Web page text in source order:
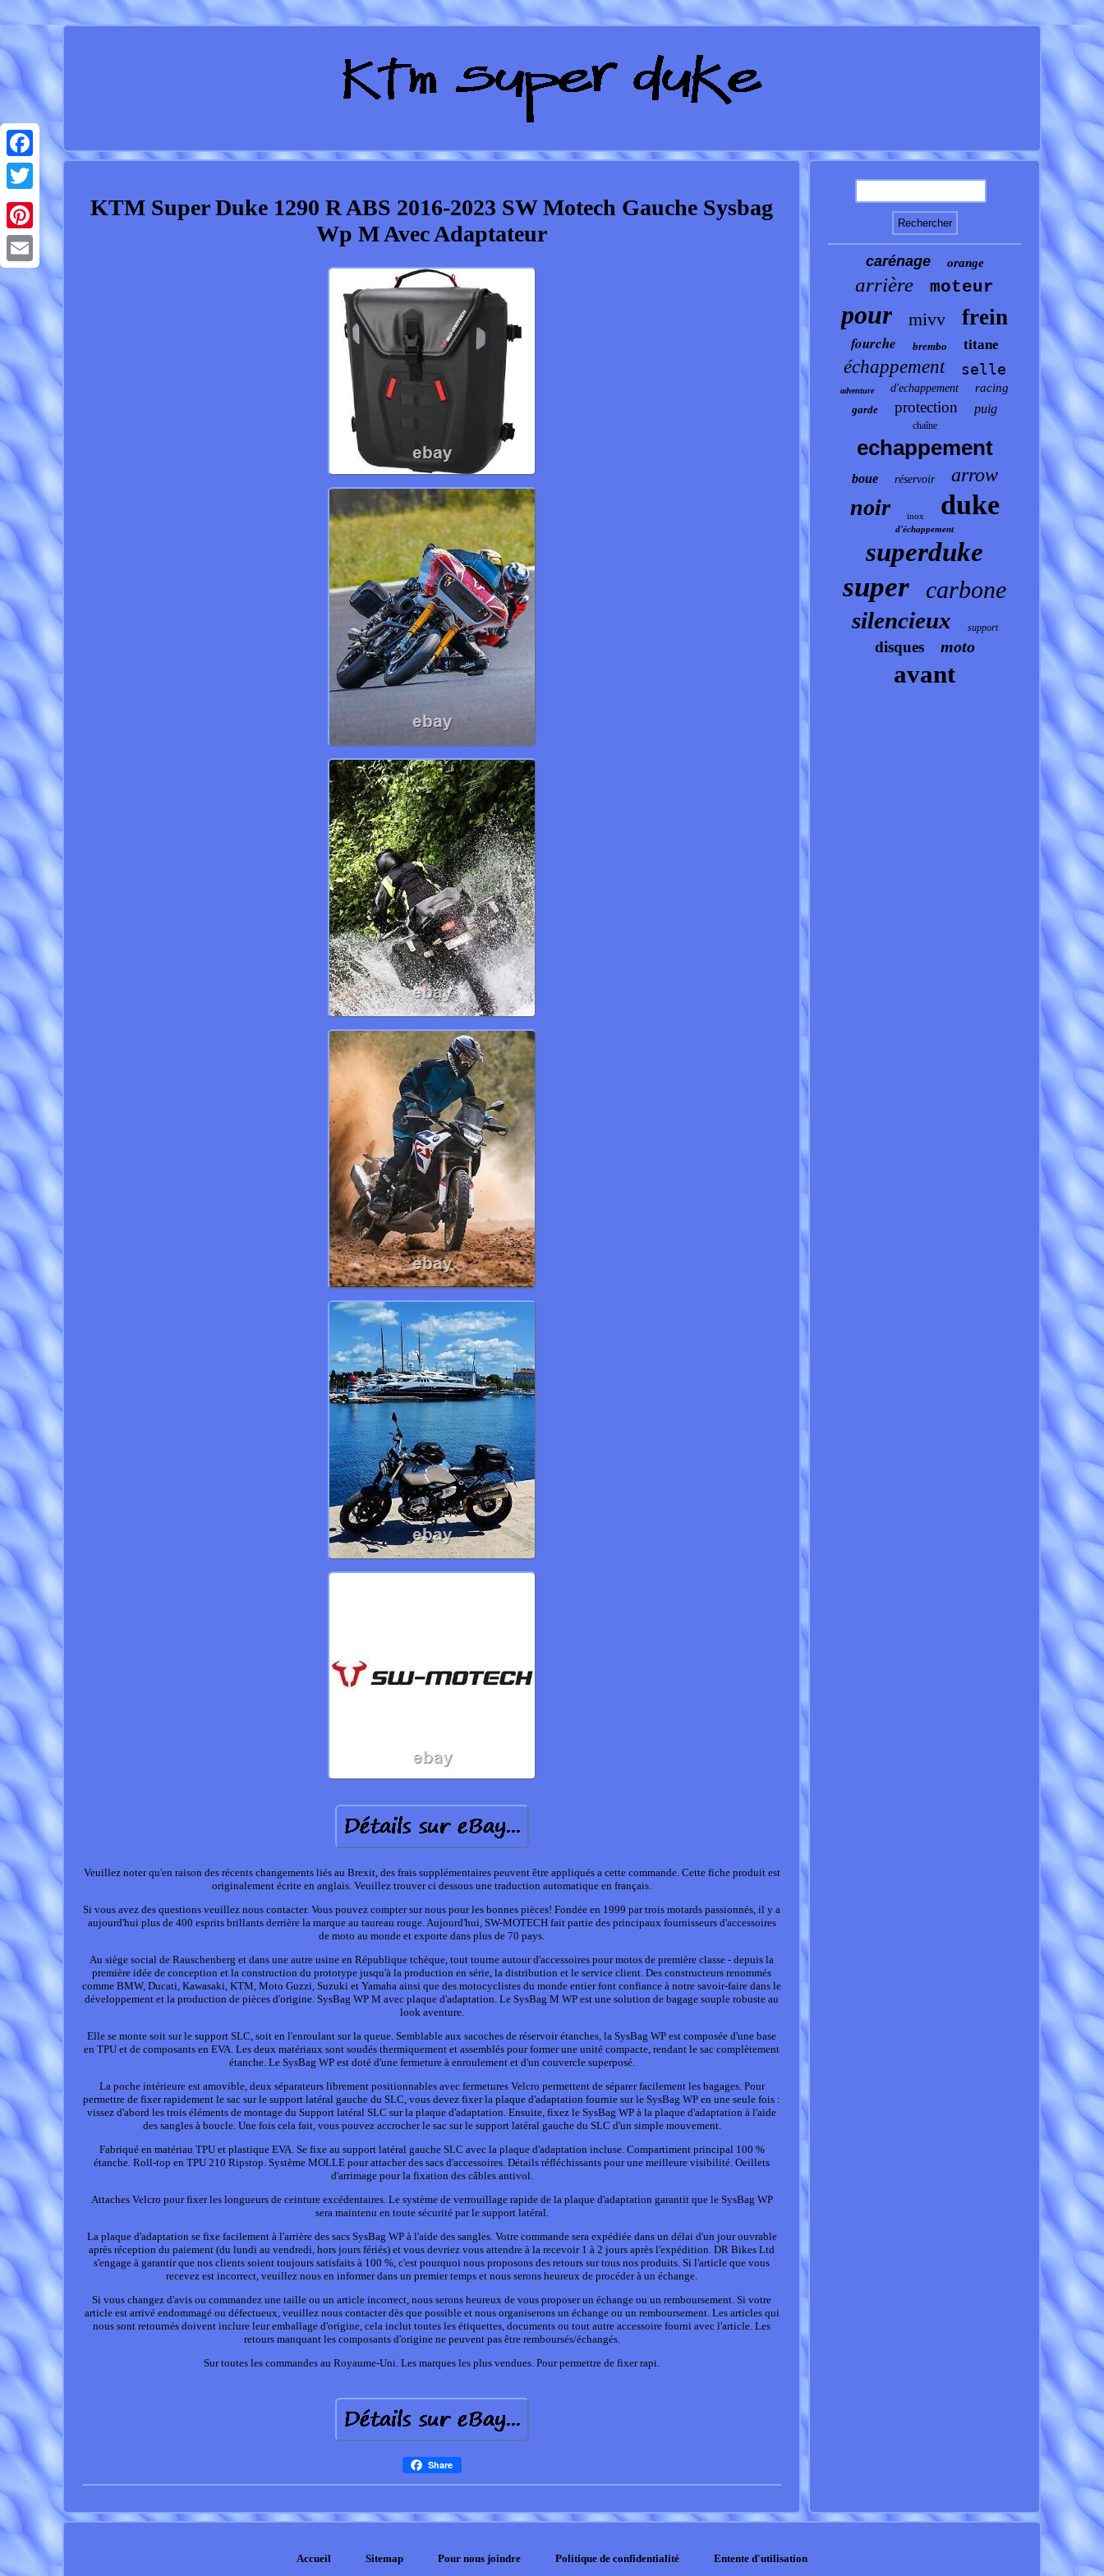
Facebook
Twitter
Pinterest
Email
KTM Super Duke 1290 R ABS 2016-2023 SW Motech Gauche Sysbag
Wp M Avec Adaptateur
Veuillez noter qu'en raison des récents changements liés au Brexit, des frais supplémentaires peuvent être appliqués a cette commande. Cette fiche produit est
originalement écrite en anglais. Veuillez trouver ci dessous une traduction automatique en français.
Si vous avez des questions veuillez nous contacter. Vous pouvez compter sur nous pour les bonnes pièces! Fondée en 1999 par trois motards passionnés, il y a
aujourd'hui plus de 400 esprits brillants derrière la marque au taureau rouge. Aujourd'hui, SW-MOTECH fait partie des principaux fournisseurs d'accessoires
de moto au monde et exporte dans plus de 70 pays.
Au siège social de Rauschenberg et dans une autre usine en République tchèque, tout tourne autour d'accessoires pour motos de première classe - depuis la
première idée de conception et la construction du prototype jusqu'à la production en série, la distribution et le service client. Des constructeurs renommés
comme BMW, Ducati, Kawasaki, KTM, Moto Guzzi, Suzuki et Yamaha ainsi que des motocyclistes du monde entier font confiance à notre savoir-faire dans le
développement et la production de pièces d'origine. SysBag WP M avec plaque d'adaptation. Le SysBag M WP est une solution de bagage souple robuste au
look aventure.
Elle se monte soit sur le support SLC, soit en l'enroulant sur la queue. Semblable aux sacoches de réservoir étanches, la SysBag WP est composée d'une base
en TPU et de composants en EVA. Les deux matériaux sont soudés thermiquement et assemblés pour former une unité compacte, rendant le sac complètement
étanche. Le SysBag WP est doté d'une fermeture à enroulement et d'un couvercle superposé.
La poche intérieure est amovible, deux séparateurs librement positionnables avec fermetures Velcro permettent de séparer facilement les bagages. Pour
permettre de fixer rapidement le sac sur le support latéral gauche du SLC, vous devez fixer la plaque d'adaptation fournie sur le SysBag WP en une seule fois :
vissez d'abord les trois éléments de montage du Support latéral SLC sur la plaque d'adaptation. Ensuite, fixez le SysBag WP à la plaque d'adaptation à l'aide
des sangles à boucle. Une fois cela fait, vous pouvez accrocher le sac sur le support latéral gauche du SLC d'un simple mouvement.
Fabriqué en matériau TPU et plastique EVA. Se fixe au support latéral gauche SLC avec la plaque d'adaptation incluse. Compartiment principal 100 %
étanche. Roll-top en TPU 210 Ripstop. Système MOLLE pour attacher des sacs d'accessoires. Détails réfléchissants pour une meilleure visibilité. Oeillets
d'arrimage pour la fixation des câbles antivol.
Attaches Velcro pour fixer les longueurs de ceinture excédentaires. Le système de verrouillage rapide de la plaque d'adaptation garantit que le SysBag WP
sera maintenu en toute sécurité par le support latéral.
La plaque d'adaptation se fixe facilement à l'arrière des sacs SysBag WP à l'aide des sangles. Votre commande sera expédiée dans un délai d'un jour ouvrable
après réception du paiement (du lundi au vendredi, hors jours fériés) et vous devriez vous attendre à la recevoir 1 à 2 jours après l'expédition. DR Bikes Ltd
s'engage à garantir que nos clients soient toujours satisfaits à 100 %, c'est pourquoi nous proposons des retours sur tous nos produits. Si l'article que vous
recevez est incorrect, veuillez nous en informer dans un premier temps et nous serons heureux de procéder à un échange.
Si vous changez d'avis ou commandez une taille ou un article incorrect, nous serons heureux de vous proposer un échange ou un remboursement. Si votre
article est arrivé endommagé ou défectueux, veuillez nous contacter dès que possible et nous organiserons un échange ou un remboursement. Les articles qui
nous sont retournés doivent inclure leur emballage d'origine, cela inclut toutes les étiquettes, documents ou tout autre accessoire fourni avec l'article. Les
retours manquant les composants d'origine ne peuvent pas être remboursés/échangés.
Sur toutes les commandes au Royaume-Uni. Les marques les plus vendues. Pour permettre de fixer rapi.
Share
carénage orange
arrière moteur
pour mivv frein
fourche brembo titane
échappement selle
adventure d'echappement racing
garde protection puig
chaîne
echappement
boue réservoir arrow
noir inox duke
d'échappement
superduke
super carbone
silencieux support
disques moto
avant
Accueil Sitemap Pour nous joindre Politique de confidentialité Entente d'utilisation